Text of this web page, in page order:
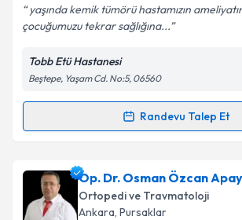
Kişisel verilerimin işlenmesine
Metni'ni okudum ve kişisel
kapsamda işlenmesini kabul
yaşında kemik tümörü hastamızın
çocuğumuzu tekrar sağlığına...
Tobb Etü Hastanesi
Beştepe, Yaşam Cd. No:5, 06560
Randevu Talep Et
Randevu Takvimi Talebi
Doç. Dr. Şahin Çepniiçin randevu
oluşturun. Size bu uzmandan randevu
takvim hazırlandığında e-posta ile
Op. Dr. Osman Özcan
Ortopedi ve Travmatoloji
Ankara, Pursaklar